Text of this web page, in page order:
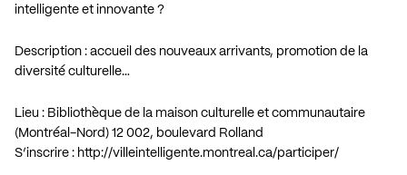
intelligente et innovante ?
Description : accueil des nouveaux arrivants, promotion de la
diversité culturelle…
Lieu : Bibliothèque de la maison culturelle et communautaire
(Montréal-Nord) 12 002, boulevard Rolland
S’inscrire : http://villeintelligente.montreal.ca/participer/